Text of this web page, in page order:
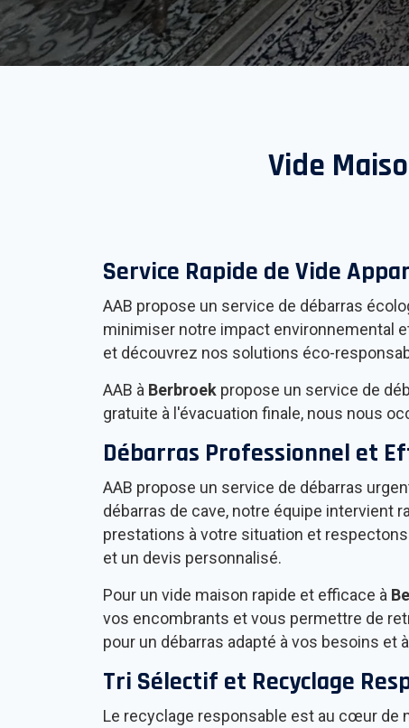
Vide
Service Rapide de Vide
AAB propose un service de débarras
minimiser notre impact environnemental
et découvrez nos solutions éco-
AAB à Berbroek propose un service de
gratuite à l'évacuation finale, nous nous
Débarras Professionnel et
AAB propose un service de débarras
débarras de cave, notre équipe intervient
prestations à votre situation et
et un devis personnalisé.
Pour un vide maison rapide et efficace à
vos encombrants et vous permettre de
pour un débarras adapté à vos besoins et
Tri Sélectif et Recyclage
Le recyclage responsable est au cœur de